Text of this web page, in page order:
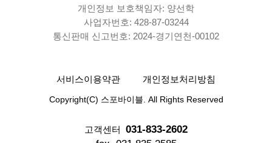
개인정보 보호책임자: 양선학
사업자번호: 428-87-03244
통신판매 신고번호: 2024-경기연천-00102
서비스이용약관 개인정보처리방침
Copyright(C) 스포바이블. All Rights Reserved
고객센터 031-833-2602